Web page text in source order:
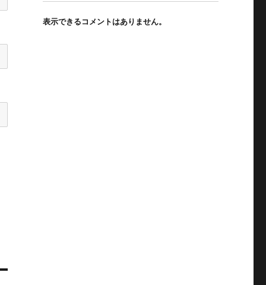
表示できるコメントはありません。